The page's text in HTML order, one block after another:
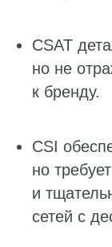
CSAT
но не
к бренду.
CSI
но
и
сетей с